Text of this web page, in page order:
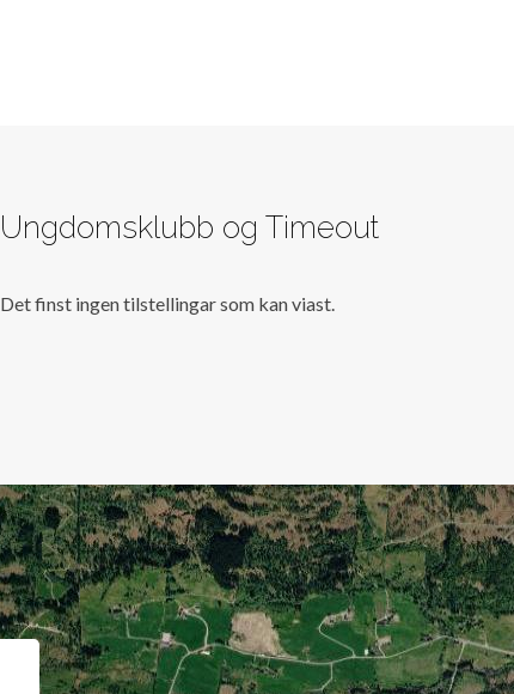
Ungdomsklubb og Timeout
Det finst ingen tilstellingar som kan viast.